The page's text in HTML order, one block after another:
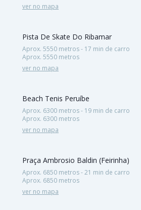
ver no mapa
Pista De Skate Do Ribamar
Aprox. 5550 metros - 17 min de carro
Aprox. 5550 metros
ver no mapa
Beach Tenis Peruíbe
Aprox. 6300 metros - 19 min de carro
Aprox. 6300 metros
ver no mapa
Praça Ambrosio Baldin (Feirinha)
Aprox. 6850 metros - 21 min de carro
Aprox. 6850 metros
ver no mapa